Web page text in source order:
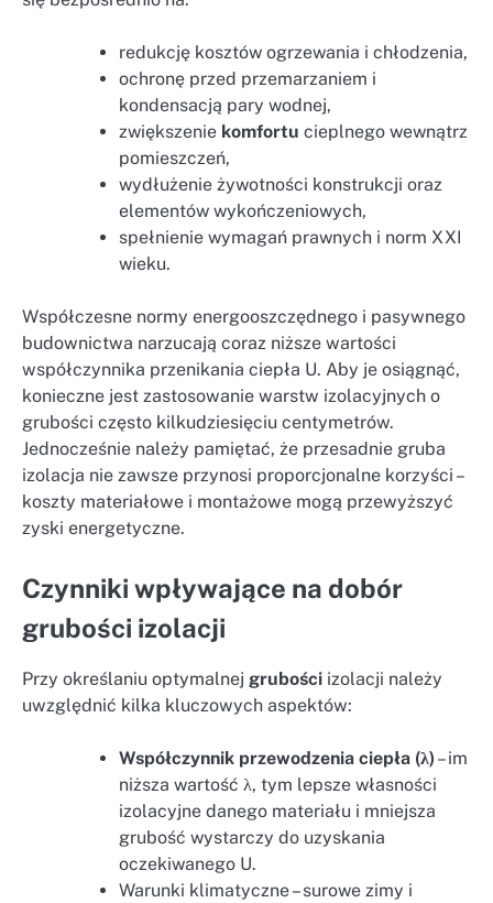
redukcję kosztów ogrzewania i chłodzenia,
ochronę przed przemarzaniem i
kondensacją pary wodnej,
zwiększenie komfortu cieplnego wewnątrz
pomieszczeń,
wydłużenie żywotności konstrukcji oraz
elementów wykończeniowych,
spełnienie wymagań prawnych i norm XXI
wieku.
Współczesne normy energooszczędnego i pasywnego
budownictwa narzucają coraz niższe wartości
współczynnika przenikania ciepła U. Aby je osiągnąć,
konieczne jest zastosowanie warstw izolacyjnych o
grubości często kilkudziesięciu centymetrów.
Jednocześnie należy pamiętać, że przesadnie gruba
izolacja nie zawsze przynosi proporcjonalne korzyści –
koszty materiałowe i montażowe mogą przewyższyć
zyski energetyczne.
Czynniki wpływające na dobór
grubości izolacji
Przy określaniu optymalnej grubości izolacji należy
uwzględnić kilka kluczowych aspektów:
Współczynnik przewodzenia ciepła (λ) – im
niższa wartość λ, tym lepsze własności
izolacyjne danego materiału i mniejsza
grubość wystarczy do uzyskania
oczekiwanego U.
Warunki klimatyczne – surowe zimy i